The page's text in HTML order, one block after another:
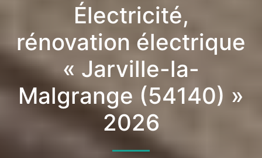
Électricité,
rénovation électrique
« Jarville-la-
Malgrange (54140) »
2026